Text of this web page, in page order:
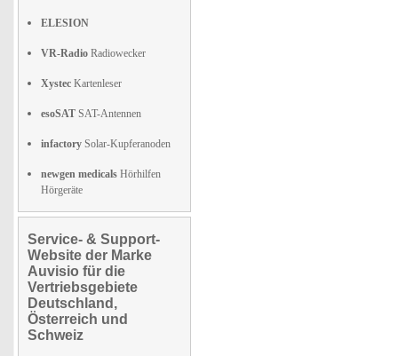
ELESION
VR-Radio Radiowecker
Xystec Kartenleser
esoSAT SAT-Antennen
infactory Solar-Kupferanoden
newgen medicals Hörhilfen
Hörgeräte
Service- & Support-
Website der Marke
Auvisio für die
Vertriebsgebiete
Deutschland,
Österreich und
Schweiz